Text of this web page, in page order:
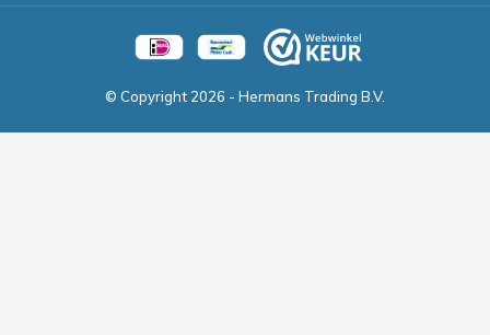
© Copyright 2026 - Hermans Trading B.V.